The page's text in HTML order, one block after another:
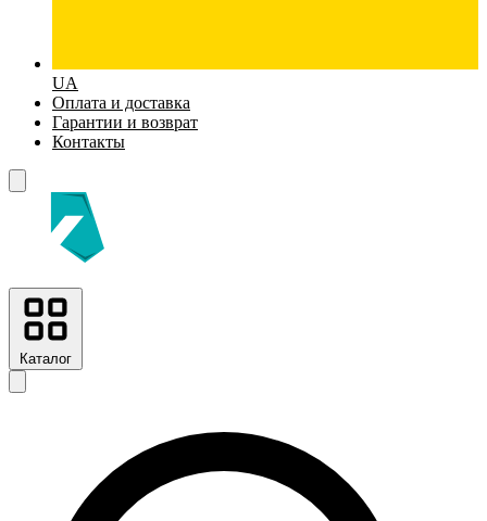
UA
Оплата и доставка
Гарантии и возврат
Контакты
Каталог